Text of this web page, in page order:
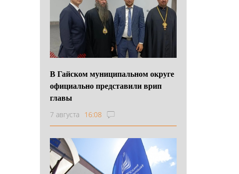
В Гайском муниципальном округе
официально представили врип
главы
7 августа 16:08